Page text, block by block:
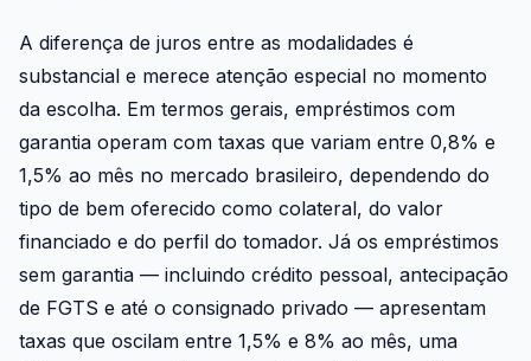
A diferença de juros entre as modalidades é
substancial e merece atenção especial no momento
da escolha. Em termos gerais, empréstimos com
garantia operam com taxas que variam entre 0,8% e
1,5% ao mês no mercado brasileiro, dependendo do
tipo de bem oferecido como colateral, do valor
financiado e do perfil do tomador. Já os empréstimos
sem garantia — incluindo crédito pessoal, antecipação
de FGTS e até o consignado privado — apresentam
taxas que oscilam entre 1,5% e 8% ao mês, uma